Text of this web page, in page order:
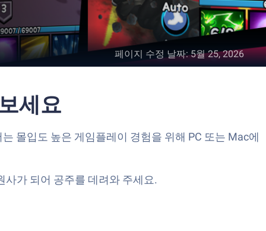
페이지 수정 날짜:5월 25, 2026
세요
몰입도 높은 게임플레이 경험을 위해 PC 또는 Mac에
가 되어 공주를 데려와 주세요.